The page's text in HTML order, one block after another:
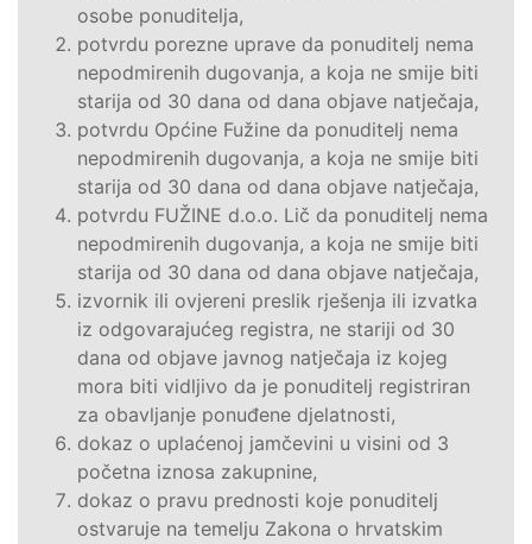
osobe ponuditelja,
potvrdu porezne uprave da ponuditelj nema
nepodmirenih dugovanja, a koja ne smije biti
starija od 30 dana od dana objave natječaja,
potvrdu Općine Fužine da ponuditelj nema
nepodmirenih dugovanja, a koja ne smije biti
starija od 30 dana od dana objave natječaja,
potvrdu FUŽINE d.o.o. Lič da ponuditelj nema
nepodmirenih dugovanja, a koja ne smije biti
starija od 30 dana od dana objave natječaja,
izvornik ili ovjereni preslik rješenja ili izvatka
iz odgovarajućeg registra, ne stariji od 30
dana od objave javnog natječaja iz kojeg
mora biti vidljivo da je ponuditelj registriran
za obavljanje ponuđene djelatnosti,
dokaz o uplaćenoj jamčevini u visini od 3
početna iznosa zakupnine,
dokaz o pravu prednosti koje ponuditelj
ostvaruje na temelju Zakona o hrvatskim